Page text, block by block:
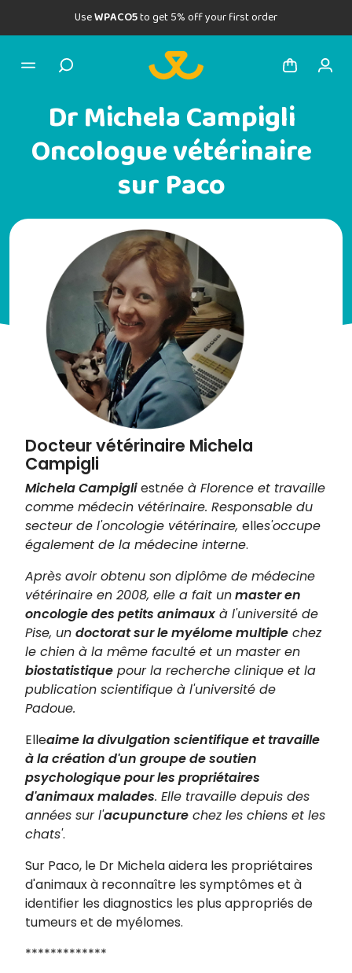
UseWPACO5to get 5% off your first order
Dr Michela Campigli
Oncologue vétérinaire
sur Paco
Docteur vétérinaire Michela
Campigli
Michela Campigli estnée à Florence et travaille
comme médecin vétérinaire. Responsable du
secteur de l'oncologie vétérinaire, elles'occupe
également de la médecine interne.
Après avoir obtenu son diplôme de médecine
vétérinaire en 2008, elle a fait unmaster en
oncologie des petits animaux à l'université de
Pise, un doctorat sur le myélome multiple chez
le chien à la même faculté et un master en
biostatistique pour la recherche clinique et la
publication scientifique à l'université de
Padoue.
Elleaime la divulgation scientifique et travaille
à la création d'un groupe de soutien
psychologique pour les propriétaires
d'animaux malades. Elle travaille depuis des
années sur l'acupuncture chez les chiens et les
chats'.
Sur Paco, le Dr Michela aidera les propriétaires
d'animaux à reconnaître les symptômes et à
identifier les diagnostics les plus appropriés de
tumeurs et de myélomes.
*************